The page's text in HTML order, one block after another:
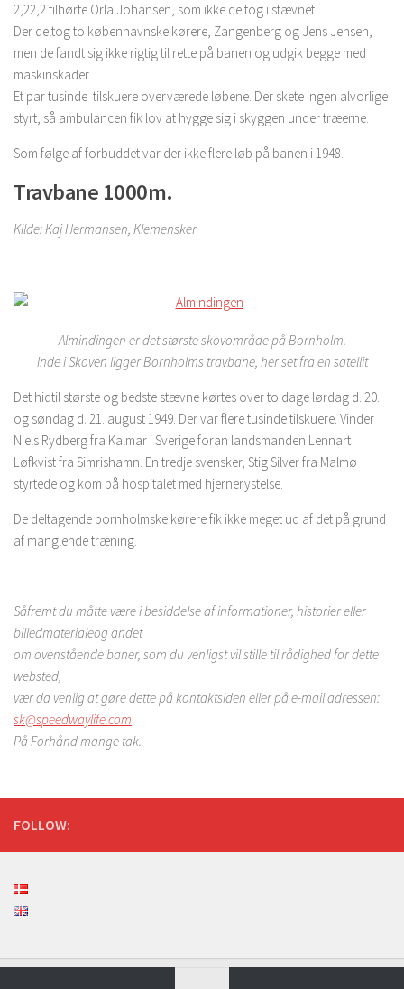
2,22,2 tilhørte Orla Johansen, som ikke deltog i stævnet.
Der deltog to københavnske kørere, Zangenberg og Jens Jensen,
men de fandt sig ikke rigtig til rette på banen og udgik begge med
maskinskader.
Et par tusinde tilskuere overværede løbene. Der skete ingen alvorlige
styrt, så ambulancen fik lov at hygge sig i skyggen under træerne.
Som følge af forbuddet var der ikke flere løb på banen i 1948.
Travbane 1000m.
Kilde: Kaj Hermansen, Klemensker
Almindingen er det største skovområde på Bornholm.
Inde i Skoven ligger Bornholms travbane, her set fra en satellit
Det hidtil største og bedste stævne kørtes over to dage lørdag d. 20.
og søndag d. 21. august 1949. Der var flere tusinde tilskuere. Vinder
Niels Rydberg fra Kalmar i Sverige foran landsmanden Lennart
Løfkvist fra Simrishamn. En tredje svensker, Stig Silver fra Malmø
styrtede og kom på hospitalet med hjernerystelse.
De deltagende bornholmske kørere fik ikke meget ud af det på grund
af manglende træning.
Såfremt du måtte være i besiddelse af informationer, historier eller
billedmaterialeog andet
om ovenstående baner, som du venligst vil stille til rådighed for dette
websted,
vær da venlig at gøre dette på kontaktsiden eller på e-mail adressen:
sk@speedwaylife.com
På Forhånd mange tak.
FOLLOW: